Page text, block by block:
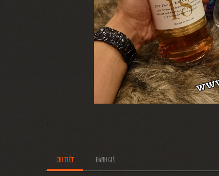
CHI TIẾT ĐÁNH GIÁ